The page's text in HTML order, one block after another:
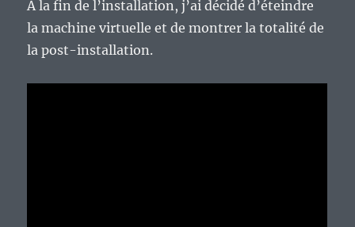
À la fin de l’installation, j’ai décidé d’éteindre
la machine virtuelle et de montrer la totalité de
la post-installation.